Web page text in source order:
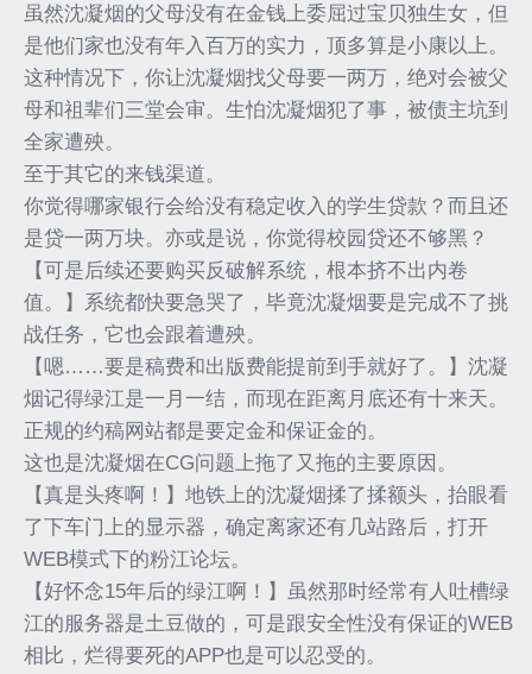
虽然沈凝烟的父母没有在金钱上委屈过宝贝独生女，但
是他们家也没有年入百万的实力，顶多算是小康以上。
这种情况下，你让沈凝烟找父母要一两万，绝对会被父
母和祖辈们三堂会审。生怕沈凝烟犯了事，被债主坑到
全家遭殃。
至于其它的来钱渠道。
你觉得哪家银行会给没有稳定收入的学生贷款？而且还
是贷一两万块。亦或是说，你觉得校园贷还不够黑？
【可是后续还要购买反破解系统，根本挤不出内卷
值。】系统都快要急哭了，毕竟沈凝烟要是完成不了挑
战任务，它也会跟着遭殃。
【嗯……要是稿费和出版费能提前到手就好了。】沈凝
烟记得绿江是一月一结，而现在距离月底还有十来天。
正规的约稿网站都是要定金和保证金的。
这也是沈凝烟在CG问题上拖了又拖的主要原因。
【真是头疼啊！】地铁上的沈凝烟揉了揉额头，抬眼看
了下车门上的显示器，确定离家还有几站路后，打开
WEB模式下的粉江论坛。
【好怀念15年后的绿江啊！】虽然那时经常有人吐槽绿
江的服务器是土豆做的，可是跟安全性没有保证的WEB
相比，烂得要死的APP也是可以忍受的。